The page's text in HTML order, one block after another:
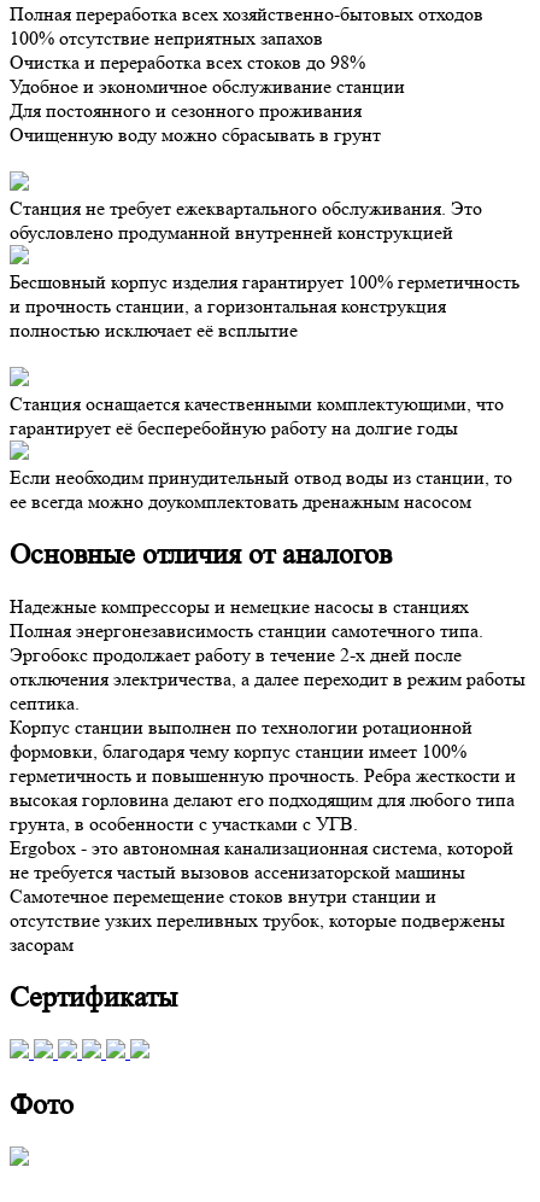
Полная переработка всех хозяйственно-бытовых отходов
100% отсутствие неприятных запахов
Очистка и переработка всех стоков до 98%
Удобное и экономичное обслуживание станции
Для постоянного и сезонного проживания
Очищенную воду можно сбрасывать в грунт
Станция не требует ежеквартального обслуживания. Это
обусловлено продуманной внутренней конструкцией
Бесшовный корпус изделия гарантирует 100% герметичность
и прочность станции, а горизонтальная конструкция
полностью исключает её всплытие
Станция оснащается качественными комплектующими, что
гарантирует её бесперебойную работу на долгие годы
Если необходим принудительный отвод воды из станции, то
ее всегда можно доукомплектовать дренажным насосом
Основные отличия от аналогов
Надежные компрессоры и немецкие насосы в станциях
Полная энергонезависимость станции самотечного типа.
Эргобокс продолжает работу в течение 2-х дней после
отключения электричества, а далее переходит в режим работы
септика.
Корпус станции выполнен по технологии ротационной
формовки, благодаря чему корпус станции имеет 100%
герметичность и повышенную прочность. Ребра жесткости и
высокая горловина делают его подходящим для любого типа
грунта, в особенности с участками с УГВ.
Ergobox - это автономная канализационная система, которой
не требуется частый вызовов ассенизаторской машины
Самотечное перемещение стоков внутри станции и
отсутствие узких переливных трубок, которые подвержены
засорам
Сертификаты
Фото